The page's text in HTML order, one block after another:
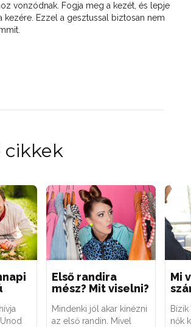
vonzódnak. Fogja meg a kezét, és lepje
kezére. Ezzel a gesztussal biztosan nem
cikkek
Első randira
mész? Mit viselni?
Mindenki jól akar kinézni
az első randin. Mivel
Mi
nők